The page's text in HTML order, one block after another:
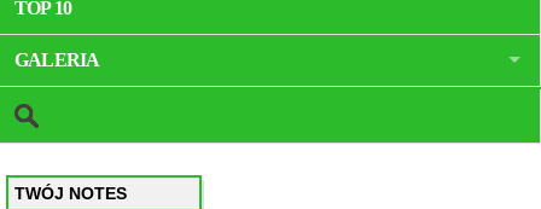
TOP 10
GALERIA
TWÓJ NOTES